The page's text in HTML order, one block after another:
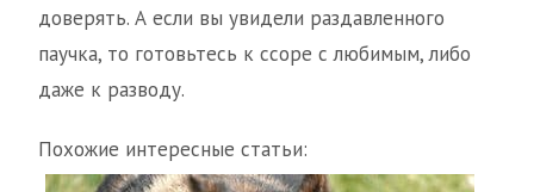
доверять. А если вы увидели раздавленного
паучка, то готовьтесь к ссоре с любимым, либо
даже к разводу.
Похожие интересные статьи: